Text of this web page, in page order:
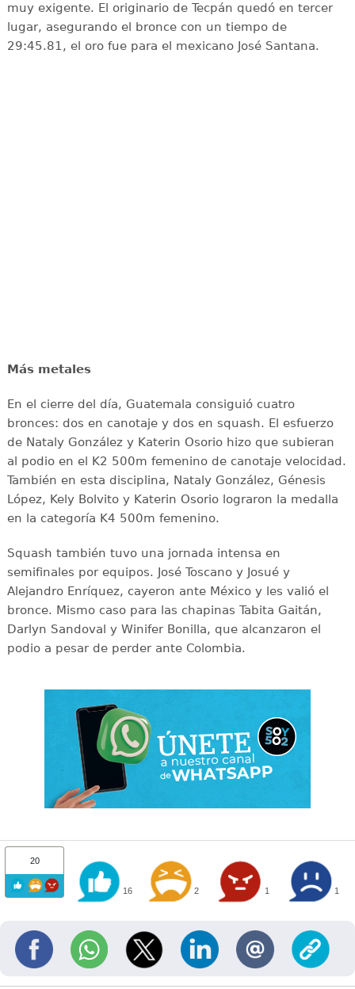
muy exigente. El originario de Tecpán quedó en tercer
lugar, asegurando el bronce con un tiempo de
29:45.81, el oro fue para el mexicano José Santana.
Más metales
En el cierre del día, Guatemala consiguió cuatro
bronces: dos en canotaje y dos en squash. El esfuerzo
de Nataly González y Katerin Osorio hizo que subieran
al podio en el K2 500m femenino de canotaje velocidad.
También en esta disciplina, Nataly González, Génesis
López, Kely Bolvito y Katerin Osorio lograron la medalla
en la categoría K4 500m femenino.
Squash también tuvo una jornada intensa en
semifinales por equipos. José Toscano y Josué y
Alejandro Enríquez, cayeron ante México y les valió el
bronce. Mismo caso para las chapinas Tabita Gaitán,
Darlyn Sandoval y Winifer Bonilla, que alcanzaron el
podio a pesar de perder ante Colombia.
20
16 2 1 1